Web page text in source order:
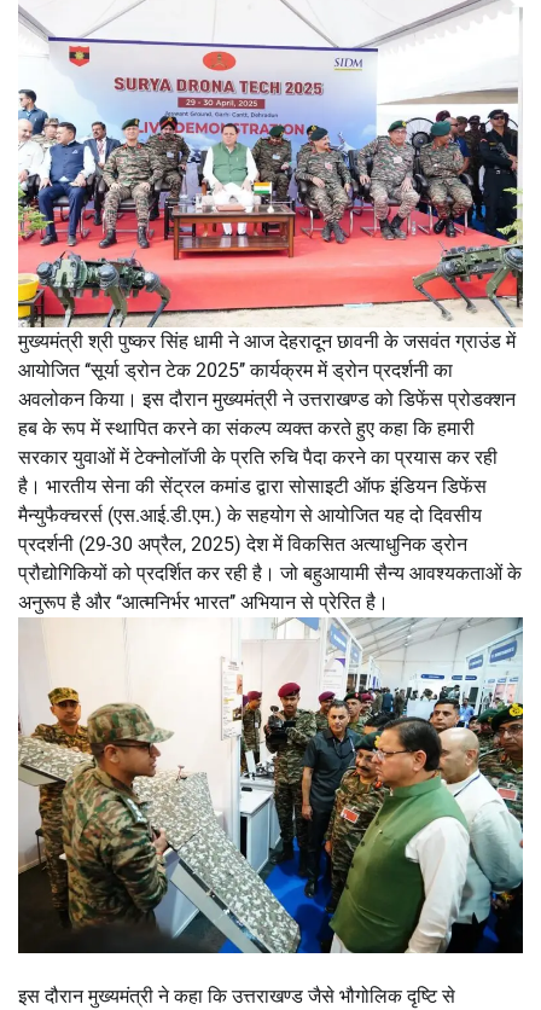
मुख्यमंत्री श्री पुष्कर सिंह धामी ने आज देहरादून छावनी के जसवंत ग्राउंड में
आयोजित ‘‘सूर्या ड्रोन टेक 2025’’ कार्यक्रम में ड्रोन प्रदर्शनी का
अवलोकन किया। इस दौरान मुख्यमंत्री ने उत्तराखण्ड को डिफेंस प्रोडक्शन
हब के रूप में स्थापित करने का संकल्प व्यक्त करते हुए कहा कि हमारी
सरकार युवाओं में टेक्नोलॉजी के प्रति रुचि पैदा करने का प्रयास कर रही
है। भारतीय सेना की सेंट्रल कमांड द्वारा सोसाइटी ऑफ इंडियन डिफेंस
मैन्युफैक्चरर्स (एस.आई.डी.एम.) के सहयोग से आयोजित यह दो दिवसीय
प्रदर्शनी (29-30 अप्रैल, 2025) देश में विकसित अत्याधुनिक ड्रोन
प्रौद्योगिकियों को प्रदर्शित कर रही है। जो बहुआयामी सैन्य आवश्यकताओं के
अनुरूप है और ‘‘आत्मनिर्भर भारत’’ अभियान से प्रेरित है।
इस दौरान मुख्यमंत्री ने कहा कि उत्तराखण्ड जैसे भौगोलिक दृष्टि से